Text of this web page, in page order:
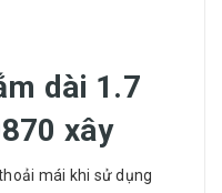
dài 1.7
xây
mái khi sử dụng